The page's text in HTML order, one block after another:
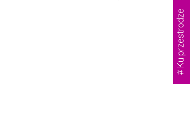
# Ku przestrodze